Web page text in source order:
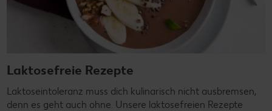
Laktosefreie Rezepte
Laktoseintoleranz muss dich kulinarisch nicht ausbremsen,
denn es geht auch ohne. Unsere laktosefreien Rezepte